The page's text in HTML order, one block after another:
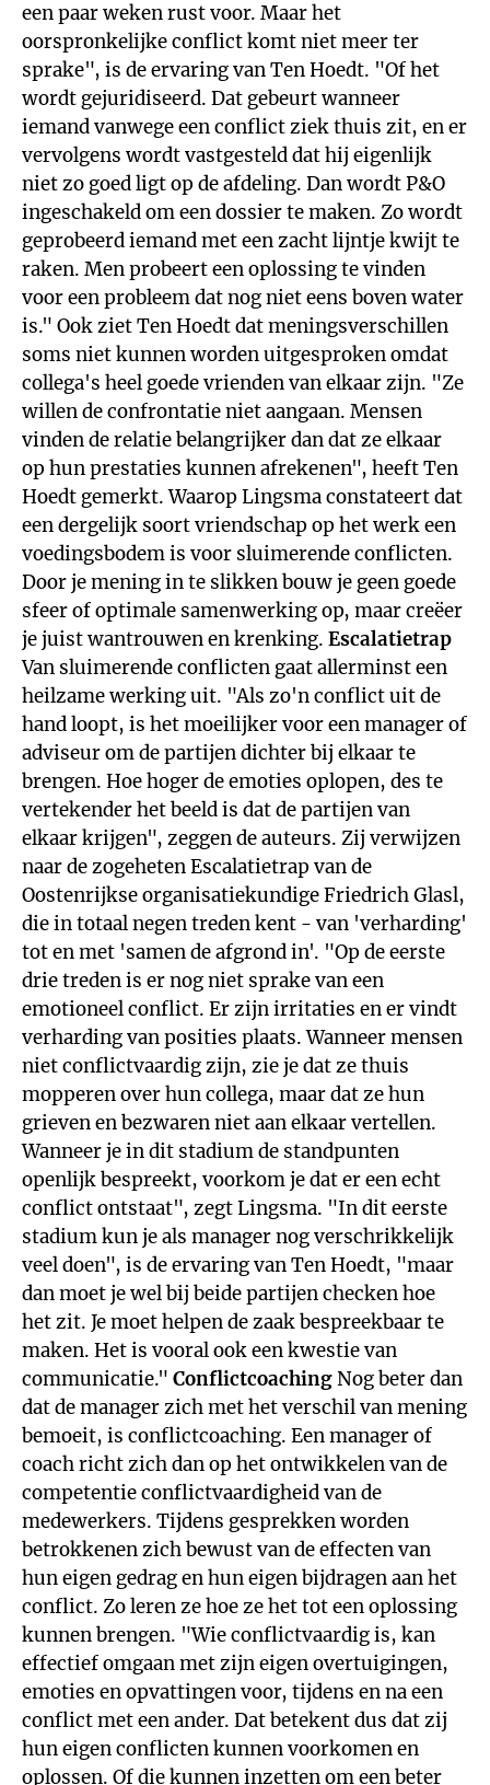
een paar weken rust voor. Maar het
oorspronkelijke conflict komt niet meer ter
sprake", is de ervaring van Ten Hoedt. "Of het
wordt gejuridiseerd. Dat gebeurt wanneer
iemand vanwege een conflict ziek thuis zit, en er
vervolgens wordt vastgesteld dat hij eigenlijk
niet zo goed ligt op de afdeling. Dan wordt P&O
ingeschakeld om een dossier te maken. Zo wordt
geprobeerd iemand met een zacht lijntje kwijt te
raken. Men probeert een oplossing te vinden
voor een probleem dat nog niet eens boven water
is." Ook ziet Ten Hoedt dat meningsverschillen
soms niet kunnen worden uitgesproken omdat
collega's heel goede vrienden van elkaar zijn. "Ze
willen de confrontatie niet aangaan. Mensen
vinden de relatie belangrijker dan dat ze elkaar
op hun prestaties kunnen afrekenen", heeft Ten
Hoedt gemerkt. Waarop Lingsma constateert dat
een dergelijk soort vriendschap op het werk een
voedingsbodem is voor sluimerende conflicten.
Door je mening in te slikken bouw je geen goede
sfeer of optimale samenwerking op, maar creëer
je juist wantrouwen en krenking. Escalatietrap
Van sluimerende conflicten gaat allerminst een
heilzame werking uit. "Als zo'n conflict uit de
hand loopt, is het moeilijker voor een manager of
adviseur om de partijen dichter bij elkaar te
brengen. Hoe hoger de emoties oplopen, des te
vertekender het beeld is dat de partijen van
elkaar krijgen", zeggen de auteurs. Zij verwijzen
naar de zogeheten Escalatietrap van de
Oostenrijkse organisatiekundige Friedrich Glasl,
die in totaal negen treden kent - van 'verharding'
tot en met 'samen de afgrond in'. "Op de eerste
drie treden is er nog niet sprake van een
emotioneel conflict. Er zijn irritaties en er vindt
verharding van posities plaats. Wanneer mensen
niet conflictvaardig zijn, zie je dat ze thuis
mopperen over hun collega, maar dat ze hun
grieven en bezwaren niet aan elkaar vertellen.
Wanneer je in dit stadium de standpunten
openlijk bespreekt, voorkom je dat er een echt
conflict ontstaat", zegt Lingsma. "In dit eerste
stadium kun je als manager nog verschrikkelijk
veel doen", is de ervaring van Ten Hoedt, "maar
dan moet je wel bij beide partijen checken hoe
het zit. Je moet helpen de zaak bespreekbaar te
maken. Het is vooral ook een kwestie van
communicatie." ConflictcoachingNog beter dan
dat de manager zich met het verschil van mening
bemoeit, is conflictcoaching. Een manager of
coach richt zich dan op het ontwikkelen van de
competentie conflictvaardigheid van de
medewerkers. Tijdens gesprekken worden
betrokkenen zich bewust van de effecten van
hun eigen gedrag en hun eigen bijdragen aan het
conflict. Zo leren ze hoe ze het tot een oplossing
kunnen brengen. "Wie conflictvaardig is, kan
effectief omgaan met zijn eigen overtuigingen,
emoties en opvattingen voor, tijdens en na een
conflict met een ander. Dat betekent dus dat zij
hun eigen conflicten kunnen voorkomen en
oplossen. Of die kunnen inzetten om een beter